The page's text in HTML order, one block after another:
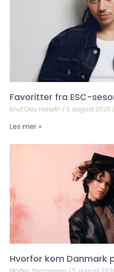
Favoritter fra ESC-
Knut Olav Halseth 5. august 2026
Les mer »
Hvorfor kom Danmark